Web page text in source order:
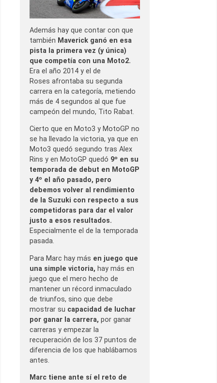
Además hay que contar con que
también Maverick ganó en esa
pista la primera vez (y única)
que competía con una Moto2.
Era el año 2014 y el de
Roses afrontaba su segunda
carrera en la categoría, metiendo
más de 4 segundos al que fue
campeón del mundo, Tito Rabat.
Cierto que en Moto3 y MotoGP no
se ha llevado la victoria, ya que en
Moto3 quedó segundo tras Alex
Rins y en MotoGP quedó 9º en su
temporada de debut en MotoGP
y 4º el año pasado, pero
debemos volver al rendimiento
de la Suzuki con respecto a sus
competidoras para dar el valor
justo a esos resultados.
Especialmente el de la temporada
pasada.
Para Marc hay más en juego que
una simple victoria, hay más en
juego que el mero hecho de
mantener un récord inmaculado
de triunfos, sino que debe
mostrar su capacidad de luchar
por ganar la carrera, por ganar
carreras y empezar la
recuperación de los 37 puntos de
diferencia de los que hablábamos
antes.
Marc tiene ante sí el reto de